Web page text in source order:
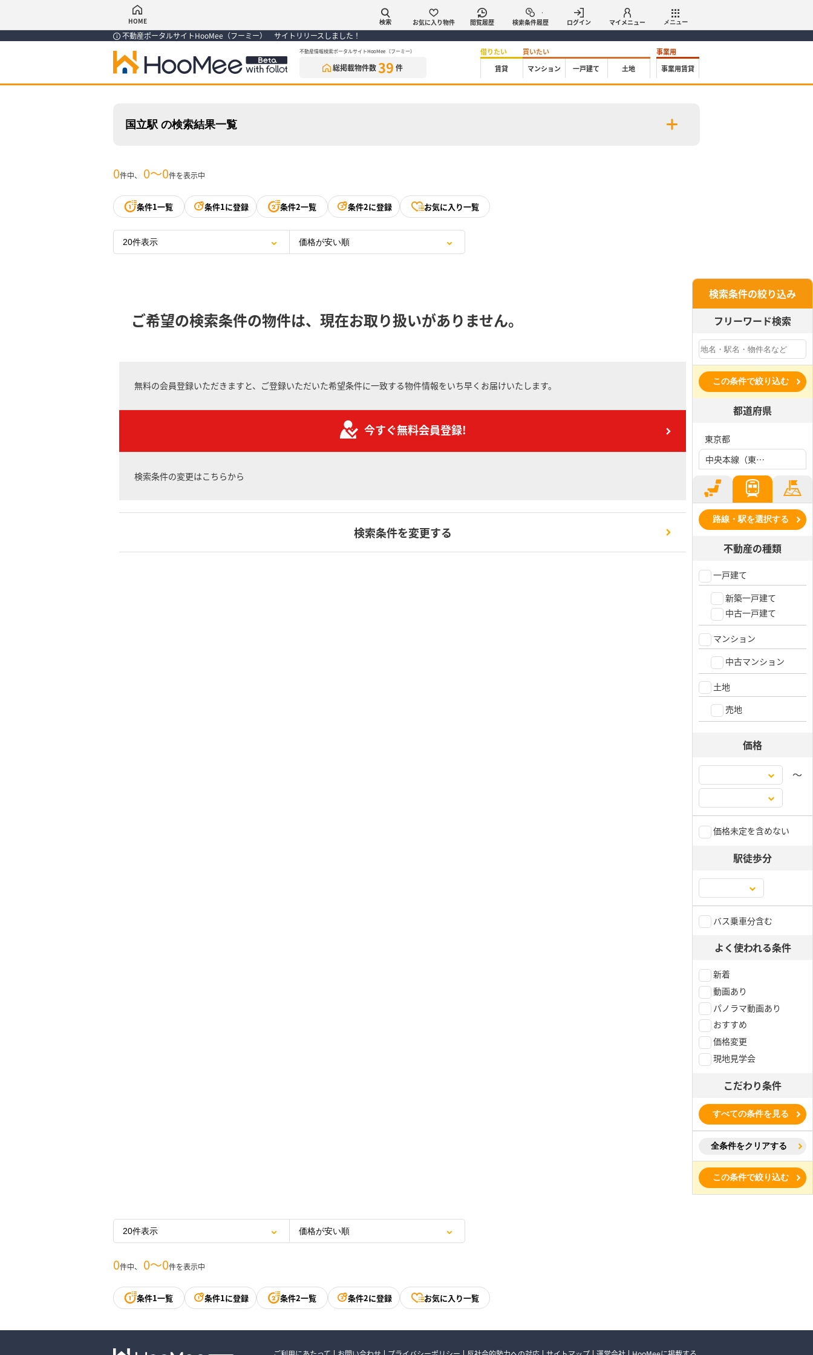
HOME 検索 お気に入り物件 閲覧履歴 検索条件履歴 ログイン マイメニュー メニュー
不動産ポータルサイトHooMee（フーミー） サイトリリースしました！
不動産情報検索ポータルサイトHooMee（フーミー）
総掲載物件数39 件
借りたい
賃貸
買いたい
マンション
一戸建て 土地
事業用
事業用賃貸
国立駅 の検索結果一覧
0件中、 0〜0件を表示中
条件1一覧 条件1に登録 条件2一覧 条件2に登録 お気に入り一覧
ご希望の検索条件の物件は、現在お取り扱いがありません。
無料の会員登録いただきますと、ご登録いただいた希望条件に一致する物件情報をいち早くお届けいたします。
今すぐ無料会員登録!
検索条件の変更はこちらから
検索条件を変更する
検索条件の絞り込み
フリーワード検索
この条件で絞り込む
都道府県
東京都
中央本線（東日本）、国立駅
路線・駅を選択する
不動産の種類
一戸建て
新築一戸建て
中古一戸建て
マンション
中古マンション
土地
売地
価格
〜
価格未定を含めない
駅徒歩分
バス乗車分含む
よく使われる条件
新着
動画あり
パノラマ動画あり
おすすめ
価格変更
現地見学会
こだわり条件
すべての条件を見る
全条件をクリアする
この条件で絞り込む
0件中、 0〜0件を表示中
条件1一覧 条件1に登録 条件2一覧 条件2に登録 お気に入り一覧